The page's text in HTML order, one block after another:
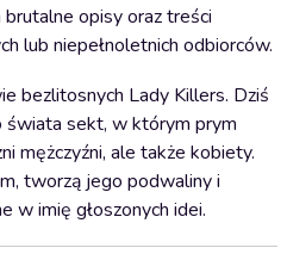
opisy oraz treści
lub niepełnoletnich odbiorców.
bezlitosnych Lady Killers. Dziś
świata sekt, w którym prym
mężczyźni, ale także kobiety.
tworzą jego podwaliny i
w imię głoszonych idei.